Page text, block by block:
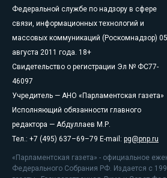
Федеральной службе по надзору в сфере
связи, информационных технологий и
массовых коммуникаций (Роскомнадзор) 05
августа 2011 года. 18+
Свидетельство о регистрации Эл № ФС77-
46097
Учредитель — АНО «Парламентская газета»
Исполняющий обязанности главного
редактора — Абдуллаев М.Р.
Тел.: +7 (495) 637–69–79 E-mail: pg@pnp.ru
«Парламентская газета» - официальное
Федерального Собрания РФ. Издается с